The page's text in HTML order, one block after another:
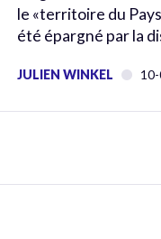
le «territoire du Pays
été épargné par la
JULIEN WINKEL